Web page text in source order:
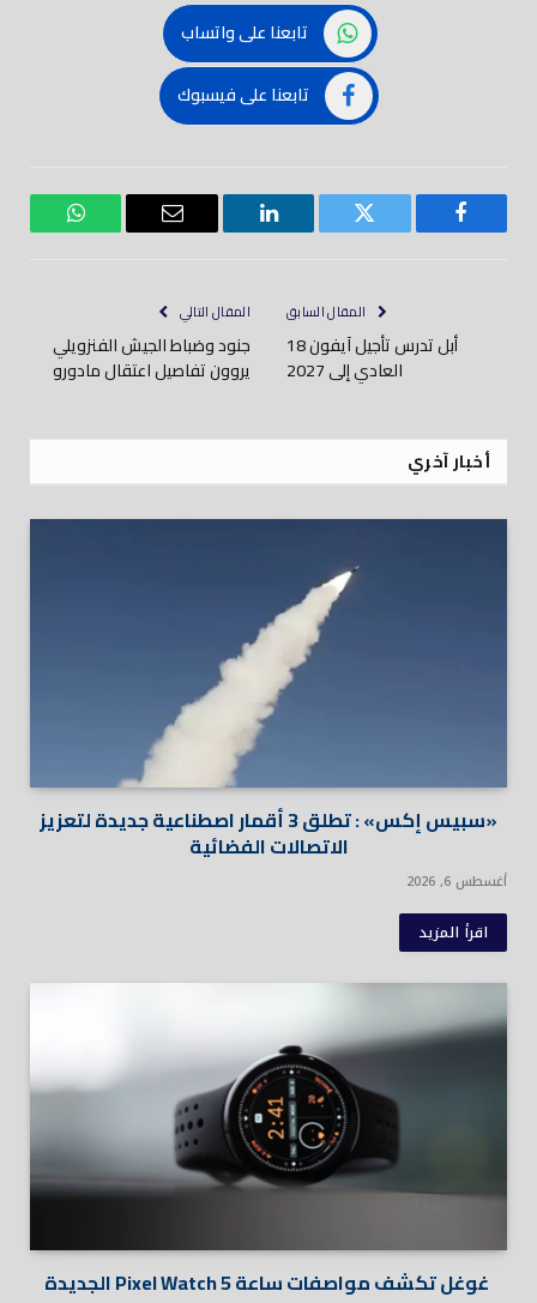
تابعنا على واتساب
تابعنا على فيسبوك
فيسبوك تويتر لينكدود
بريد
واتساب
المقال السابق
أبل تدرس تأجيل آيفون 18
العادي إلى 2027
المقال التالي
جنود وضباط الجيش الفنزويلي
يروون تفاصيل اعتقال مادورو
أخبار آخري
«سبيس إكس» : تطلق 3 أقمار اصطناعية جديدة لتعزيز
الاتصالات الفضائية
أغسطس 6, 2026
اقرأ المزيد
غوغل تكشف مواصفات ساعة Pixel Watch 5 الجديدة